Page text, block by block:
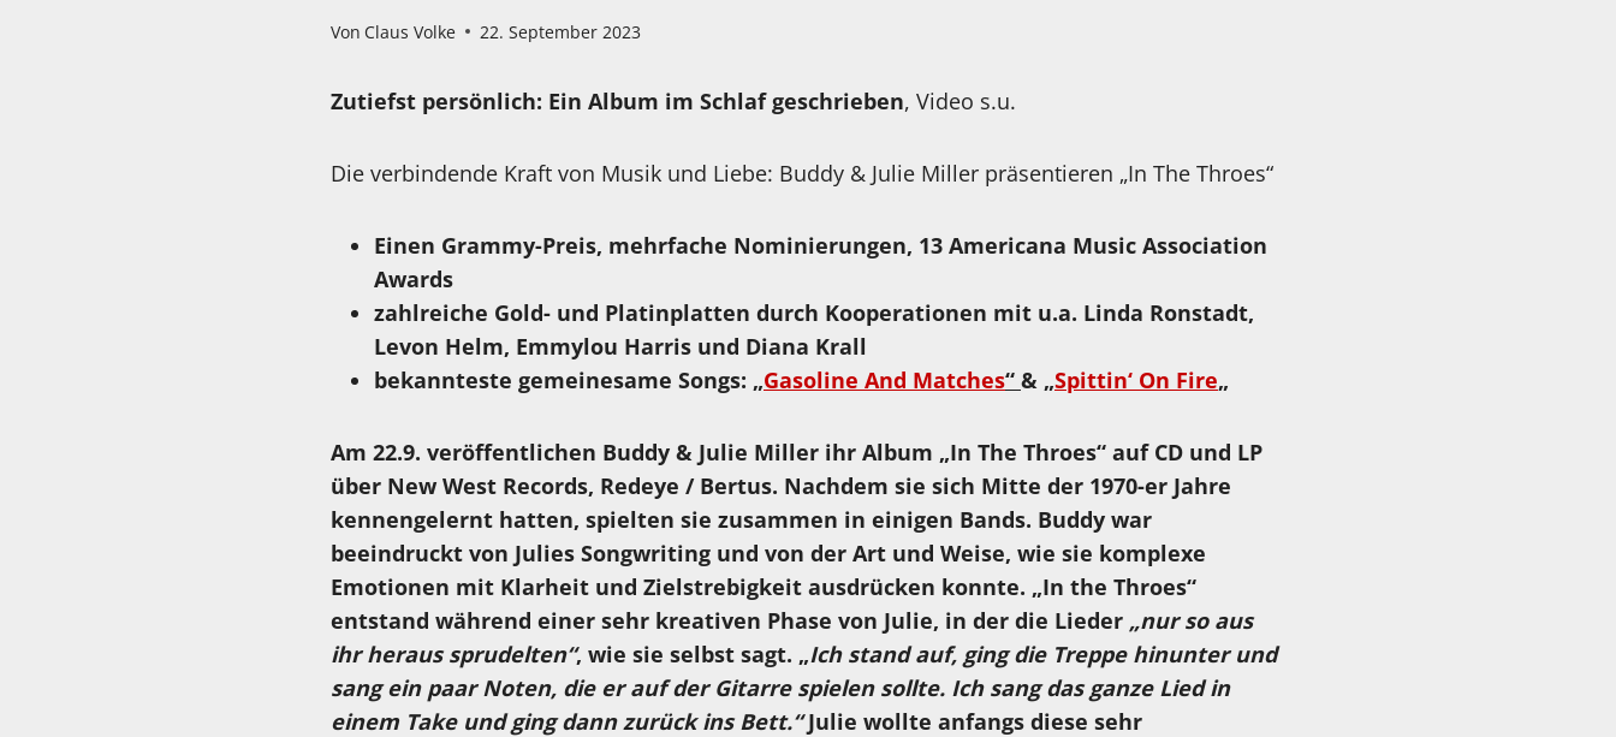
Von Claus Volke 22. September 2023
Zutiefst persönlich: Ein Album im Schlaf geschrieben, Video s.u.
Die verbindende Kraft von Musik und Liebe: Buddy & Julie Miller präsentieren „In The Throes“
Einen Grammy-Preis, mehrfache Nominierungen, 13 Americana Music Association
Awards
zahlreiche Gold- und Platinplatten durch Kooperationen mit u.a. Linda Ronstadt,
Levon Helm, Emmylou Harris und Diana Krall
bekannteste gemeinesame Songs: „Gasoline And Matches“ & „Spittin‘ On Fire„
Am 22.9. veröffentlichen Buddy & Julie Miller ihr Album „In The Throes“ auf CD und LP
über New West Records, Redeye / Bertus. Nachdem sie sich Mitte der 1970-er Jahre
kennengelernt hatten, spielten sie zusammen in einigen Bands. Buddy war
beeindruckt von Julies Songwriting und von der Art und Weise, wie sie komplexe
Emotionen mit Klarheit und Zielstrebigkeit ausdrücken konnte. „In the Throes“
entstand während einer sehr kreativen Phase von Julie, in der die Lieder „nur so aus
ihr heraus sprudelten“, wie sie selbst sagt. „Ich stand auf, ging die Treppe hinunter und
sang ein paar Noten, die er auf der Gitarre spielen sollte. Ich sang das ganze Lied in
einem Take und ging dann zurück ins Bett.“Julie wollte anfangs diese sehr